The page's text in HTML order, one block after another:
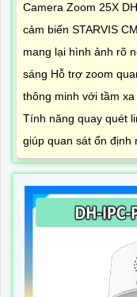
Camera Zoom 25X
cảm biến STARVIS
mang lại hình ảnh rõ
sáng Hỗ trợ zoom
thông minh với tầm
Tính năng quay quét
giúp quan sát ổn định